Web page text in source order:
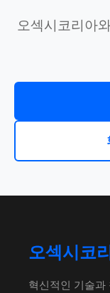
오섹시코리아
오섹시코
혁신적인 기술과